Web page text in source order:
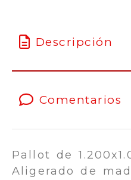
Descripción
Comentarios
Pallot de
Aligerado de